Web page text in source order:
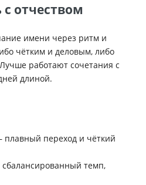
отчеством
имени через ритм и
чётким и деловым, либо
работают сочетания с
длиной.
переход и чёткий
темп,